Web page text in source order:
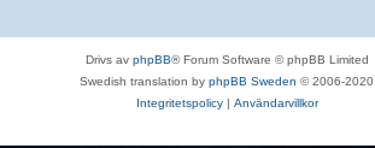
Drivs av phpBB® Forum Software © phpBB Limited
Swedish translation by phpBB Sweden © 2006-2020
Integritetspolicy| Användarvillkor